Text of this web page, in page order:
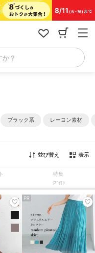
？
ブラック系 レーヨン素材
並び替え 表示
特集
(21件)
PR